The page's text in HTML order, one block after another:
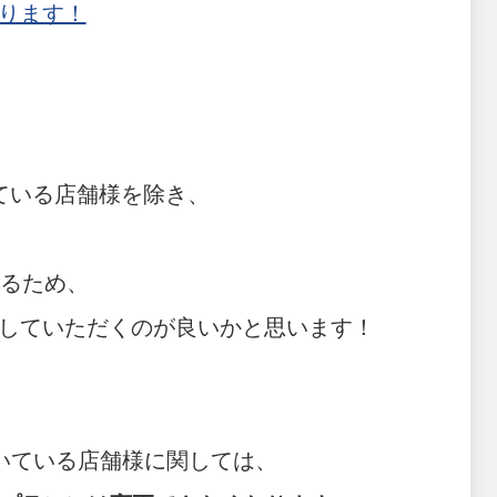
ます！
る店舗様を除き、
るため、
ていただくのが良いかと思います！
いる店舗様に関しては、